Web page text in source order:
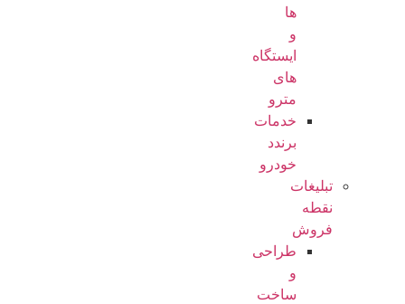
ها
و
ایستگاه
های
مترو
خدمات
برندد
خودرو
تبلیغات
نقطه
فروش
طراحی
و
ساخت